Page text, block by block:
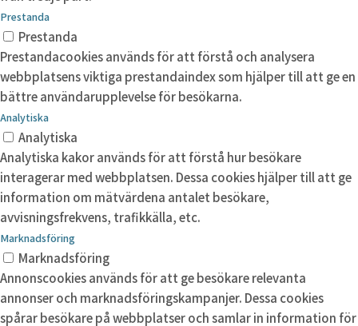
Prestanda
Prestanda
Prestandacookies används för att förstå och analysera
webbplatsens viktiga prestandaindex som hjälper till att ge en
bättre användarupplevelse för besökarna.
Analytiska
Analytiska
Analytiska kakor används för att förstå hur besökare
interagerar med webbplatsen. Dessa cookies hjälper till att ge
information om mätvärdena antalet besökare,
avvisningsfrekvens, trafikkälla, etc.
Marknadsföring
Marknadsföring
Annonscookies används för att ge besökare relevanta
annonser och marknadsföringskampanjer. Dessa cookies
spårar besökare på webbplatser och samlar in information för